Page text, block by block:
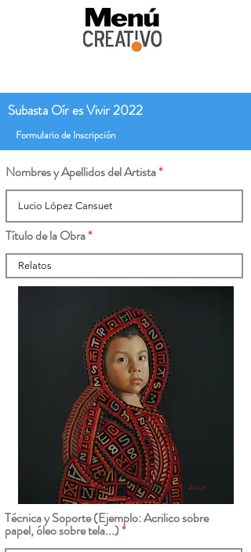
Subasta Oír es Vivir 2022
Formulario de Inscripción
Nombres y Apellidos del Artista
Título de la Obra
Técnica y Soporte (Ejemplo: Acrilico sobre
papel, óleo sobre tela...)